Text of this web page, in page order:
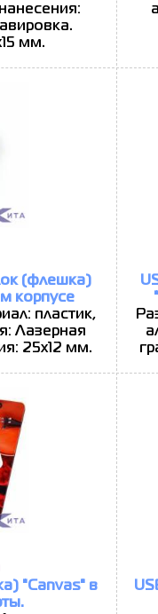
мм.
(флешка)
корпусе
пластик,
Лазерная
25х12 мм.
"Canvas" в